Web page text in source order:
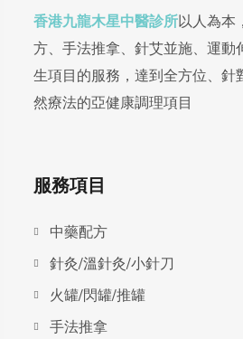
香港九龍木星中醫診所以人為本
方、手法推拿、針艾並施、運動
生項目的服務，達到全方位、針
然療法的亞健康調理項目
服務項目
中藥配方
針灸/溫針灸/小針刀
火罐/閃罐/推罐
手法推拿